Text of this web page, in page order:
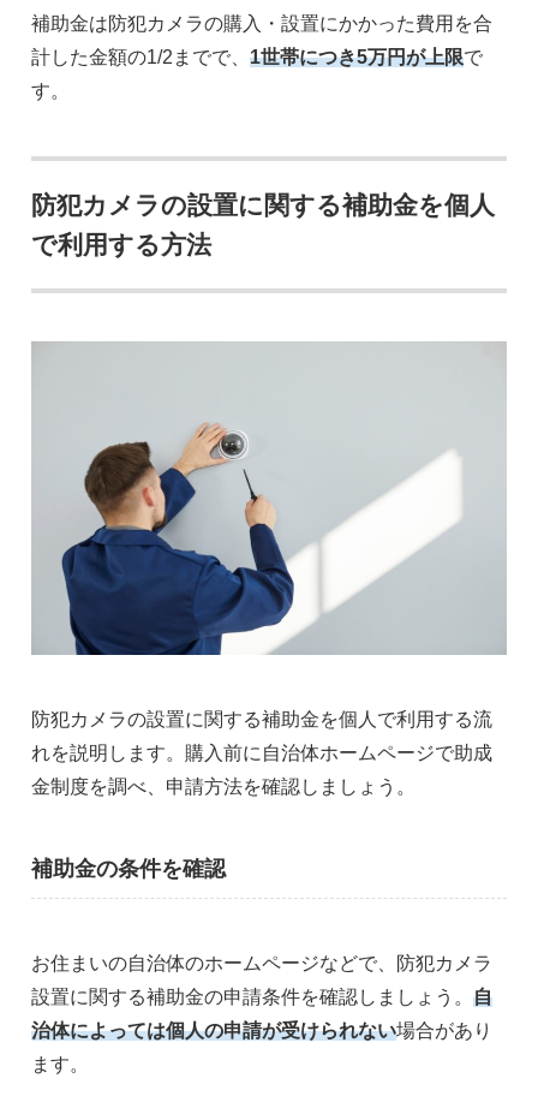
補助金は防犯カメラの購入・設置にかかった費用を合
計した金額の1/2までで、1世帯につき5万円が上限で
す。
防犯カメラの設置に関する補助金を個人
で利用する方法
防犯カメラの設置に関する補助金を個人で利用する流
れを説明します。購入前に自治体ホームページで助成
金制度を調べ、申請方法を確認しましょう。
補助金の条件を確認
お住まいの自治体のホームページなどで、防犯カメラ
設置に関する補助金の申請条件を確認しましょう。自
治体によっては個人の申請が受けられない場合があり
ます。